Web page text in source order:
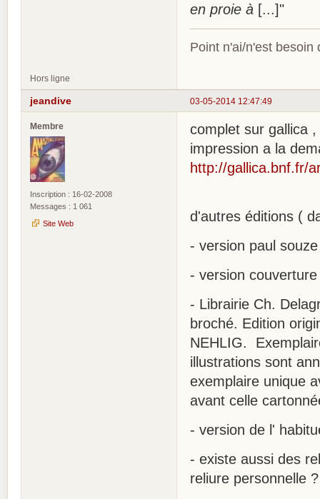
en proie à [...]"
Point n'ai/n'est besoin
Hors ligne
03-05-2014 12:47:49
jeandive
Membre
Inscription : 16-02-2008
Messages : 1 061
Site Web
complet sur gallica
impression a la
http://gallica.bnf.fr/
d'autres éditions (
- version paul
- version
- Librairie Ch.
broché. Edition
NEHLIG.
illustrations sont
exemplaire unique
avant celle
- version de l'
- existe aussi des
reliure personnelle ?